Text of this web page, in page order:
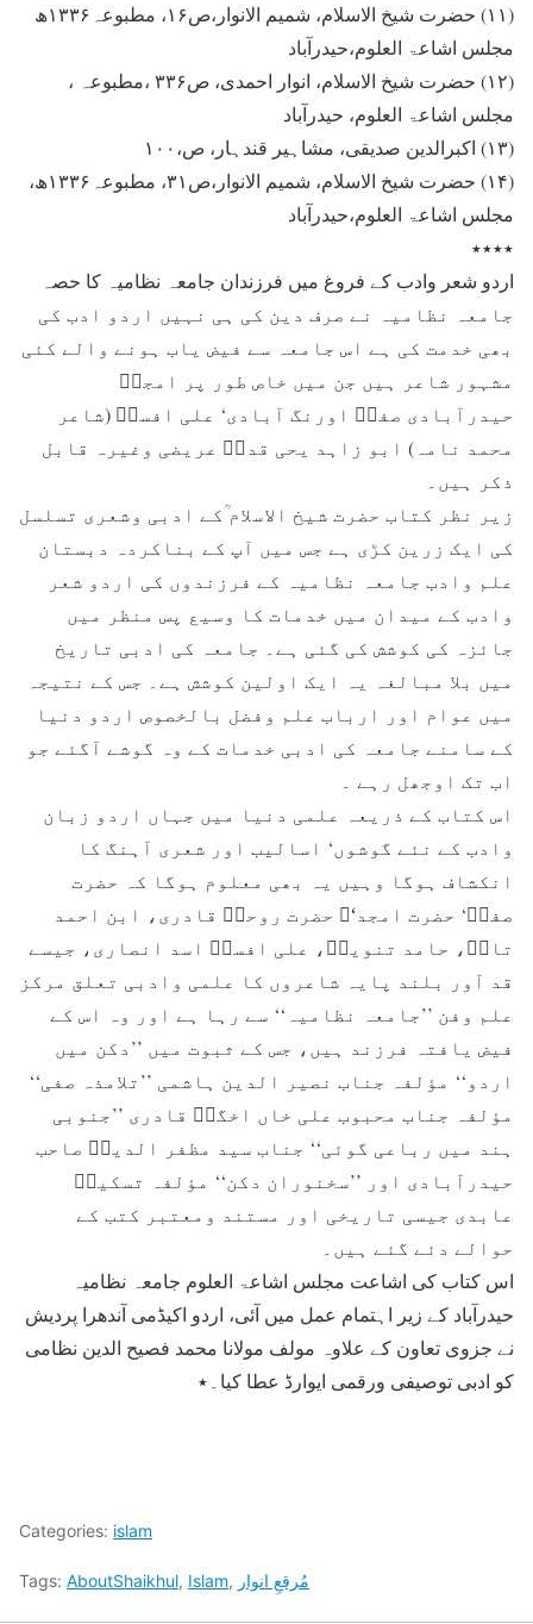
(۱۱) حضرت شیخ الاسلام، شمیم الانوار،ص۱۶، مطبوعہ۱۳۳۶ھ
مجلس اشاعۃ العلوم،حیدرآباد
(۱۲) حضرت شیخ الاسلام، انوار احمدی، ص۳۳۶ ،مطبوعہ ،
مجلس اشاعۃ العلوم، حیدرآباد
(۱۳) اکبرالدین صدیقی، مشاہیر قندہار، ص،۱۰۰
(۱۴) حضرت شیخ الاسلام، شمیم الانوار،ص۳۱، مطبوعہ۱۳۳۶ھ،
مجلس اشاعۃ العلوم،حیدرآباد
٭٭٭٭
اردو شعر وادب کے فروغ میں فرزندان جامعہ نظامیہ کا حصہ
جامعہ نظامیہ نے صرف دین کی ہی نہیں اردو ادب کی
بھی خدمت کی ہے اس جامعہ سے فیض یاب ہونے والے کئی
مشہور شاعر ہیں جن میں خاص طور پر امجدؔ
حیدرآبادی صفیؔ اورنگ آبادی‘ علی افسرؔ (شاعر
محمد نامہ) ابو زاہد یحی قدرؔ عریضی وغیرہ قابل
ذکر ہیں۔
زیر نظر کتاب حضرت شیخ الاسلام ؒکے ادبی وشعری تسلسل
کی ایک زرین کڑی ہے جس میں آپ کے بناکردہ دبستان
علم وادب جامعہ نظامیہ کے فرزندوں کی اردو شعر
وادب کے میدان میں خدمات کا وسیع پس منظر میں
جائزہ کی کوشش کی گئی ہے۔ جامعہ کی ادبی تاریخ
میں بلا مبالغہ یہ ایک اولین کوشش ہے۔ جس کے نتیجہ
میں عوام اور ارباب علم وفضل بالخصوص اردو دنیا
کے سامنے جامعہ کی ادبی خدمات کے وہ گوشے آگئے جو
اب تک اوجھل رہے ۔
اس کتاب کے ذریعہ علمی دنیا میں جہاں اردو زبان
وادب کے نئے گوشوں‘ اسالیب اور شعری آہنگ کا
انکشاف ہوگا وہیں یہ بھی معلوم ہوگا کہ حضرت
صفیؔ‘ حضرت امجد‘ؔ حضرت روحیؔ قادری، ابن احمد
تابؔ، حامد تنویرؔ، علی افسرؔ اسد انصاری، جیسے
قد آور بلند پایہ شاعروں کا علمی وادبی تعلق مرکز
علم وفن ’’جامعہ نظامیہ‘‘ سے رہا ہے اور وہ اس کے
فیض یافتہ فرزند ہیں، جس کے ثبوت میں ’’دکن میں
اردو‘‘ مؤلفہ جناب نصیر الدین ہاشمی ’’تلامذہ صفی‘‘
مؤلفہ جناب محبوب علی خاں اخگرؔ قادری ’’جنوبی
ہند میں رباعی گوئی‘‘ جناب سید مظفر الدینؔ صاحب
حیدرآبادی اور ’’سخنوران دکن‘‘ مؤلفہ تسکینؔ
عابدی جیسی تاریخی اور مستند ومعتبر کتب کے
حوالے دئے گئے ہیں۔
اس کتاب کی اشاعت مجلس اشاعۃ العلوم جامعہ نظامیہ
حیدرآباد کے زیر اہتمام عمل میں آئی، اردو اکیڈمی آندھرا پردیش
نے جزوی تعاون کے علاوہ مولف مولانا محمد فصیح الدین نظامی
کو ادبی توصیفی ورقمی ایوارڈ عطا کیا۔٭
Categories: islam
Tags: AboutShaikhul, Islam, مُرقعِ انوار